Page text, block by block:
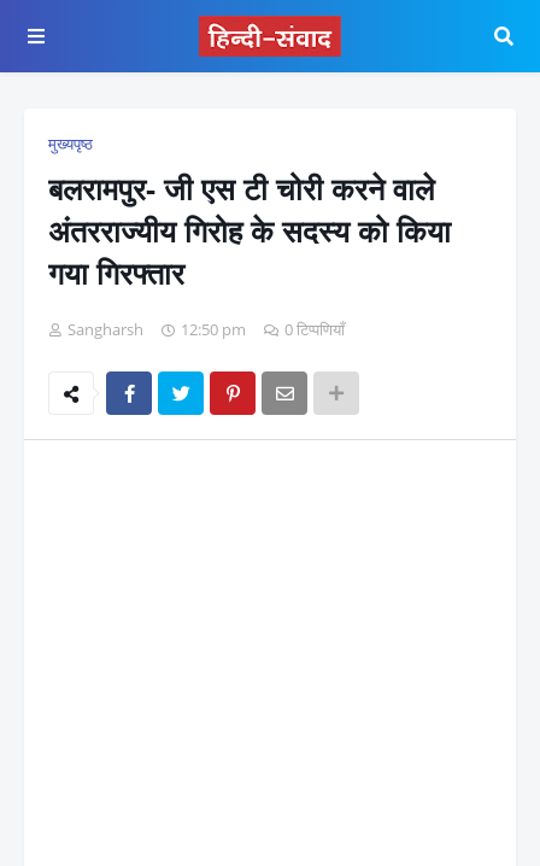
मुख्यपृष्ठ
बलरामपुर- जी एस टी चोरी करने वाले
अंतरराज्यीय गिरोह के सदस्य को किया
गया गिरफ्तार
Sangharsh 12:50 pm 0 टिप्पणियाँ